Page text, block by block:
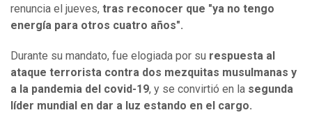
renuncia el jueves, tras reconocer que "ya no tengo
energía para otros cuatro años".
Durante su mandato, fue elogiada por su respuesta al
ataque terrorista contra dos mezquitas musulmanas y
a la pandemia del covid-19, y se convirtió en la segunda
líder mundial en dar a luz estando en el cargo.